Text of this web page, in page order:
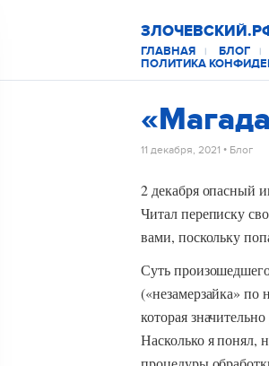
ГЛАВНАЯ | БЛОГ |
ПОЛИТИКА
11 декабря, 2021 • Блог
2 декабря опасный
Читал переписку
вами, поскольку
Суть
(«незамерзайка» по
которая
Насколько я понял,